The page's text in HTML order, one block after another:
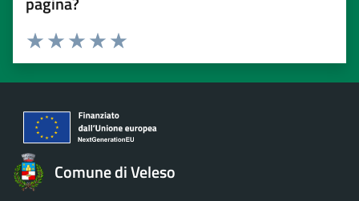
Valuta 5 stelle su 5
Valuta 4 stelle su 5
Valuta 3 stelle su 5
Valuta 2 stelle su 5
Valuta 1 stelle su 5
Comune di Veleso